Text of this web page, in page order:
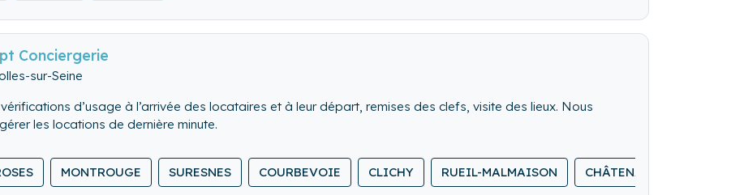
Conciergerie
sur-Seine
d’usage à l’arrivée des locataires et à leur départ, remises des clefs, visite des lieux. Nous
les locations de dernière minute.
en comble l’ensemble du logement.
et rangeons le linge de maison.
MONTROUGE SURESNES COURBEVOIE CLICHY RUEIL-MALMAISON CHÂTENAY-MALABRY